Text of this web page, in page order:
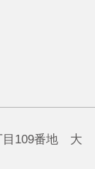
目109番地 大